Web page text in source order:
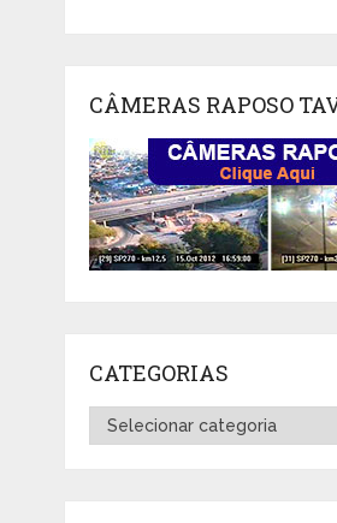
CÂMERAS RAPOSO
CATEGORIAS
Categorias